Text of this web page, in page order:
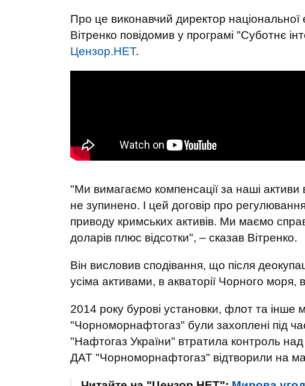
Про це виконавчий директор
Вітренко повідомив у програмі "Суботнє
Цензор.НЕТ.
"Ми вимагаємо компенсації за наші
не зупинено. І цей договір про
приводу кримських активів. Ми маємо
доларів плюс відсотки", – сказав Вітренко.
Він висловив сподівання, що після
усіма активами, в акваторії Чорного
2014 року бурові установки, флот та інше
"Чорноморнафтогаз" були захоплені під
"Нафтогаз України" втратила контроль
ДАТ "Чорноморнафтогаз" відтворили на